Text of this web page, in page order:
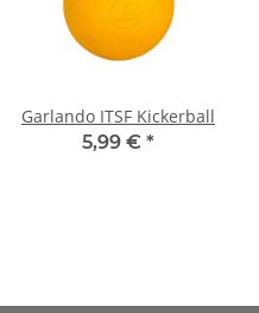
Garlando ITSF Kickerball
5,99 € *